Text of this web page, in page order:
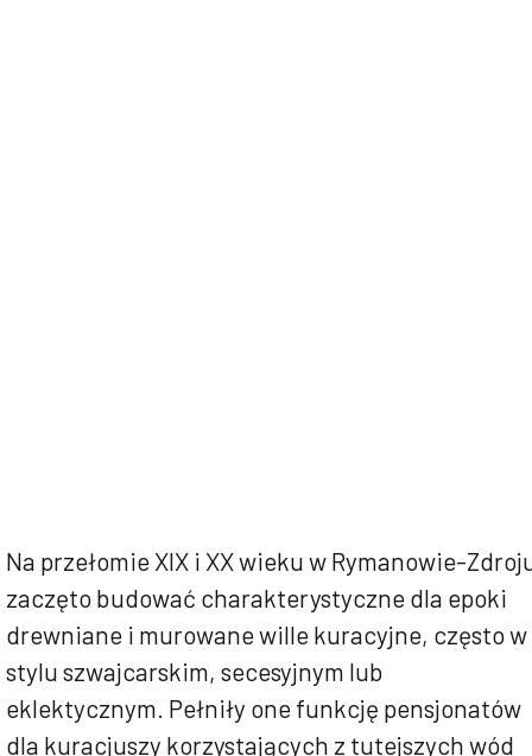
Na przełomie XIX i XX wieku w Rymanowie-
zaczęto budować charakterystyczne dla epoki
drewniane i murowane wille kuracyjne, często w
stylu szwajcarskim, secesyjnym lub
eklektycznym. Pełniły one funkcję pensjonatów
dla kuracjuszy korzystających z tutejszych wód